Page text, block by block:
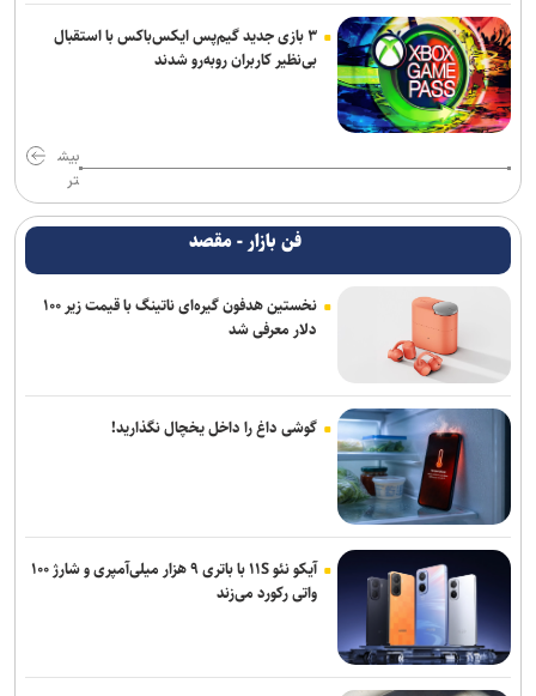
۳ بازی جدید گیم‌پس ایکس‌باکس با استقبال
بی‌نظیر کاربران روبه‌رو شدند
بیش
تر
فن بازار - مقصد
نخستین هدفون گیره‌ای ناتینگ با قیمت زیر ۱۰۰
دلار معرفی شد
گوشی داغ را داخل یخچال نگذارید!
آیکو نئو ۱۱S با باتری ۹ هزار میلی‌آمپری و شارژ ۱۰۰
واتی رکورد می‌زند